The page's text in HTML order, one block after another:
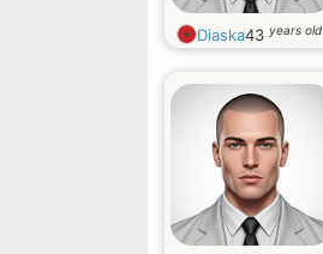
Diaska43 years old